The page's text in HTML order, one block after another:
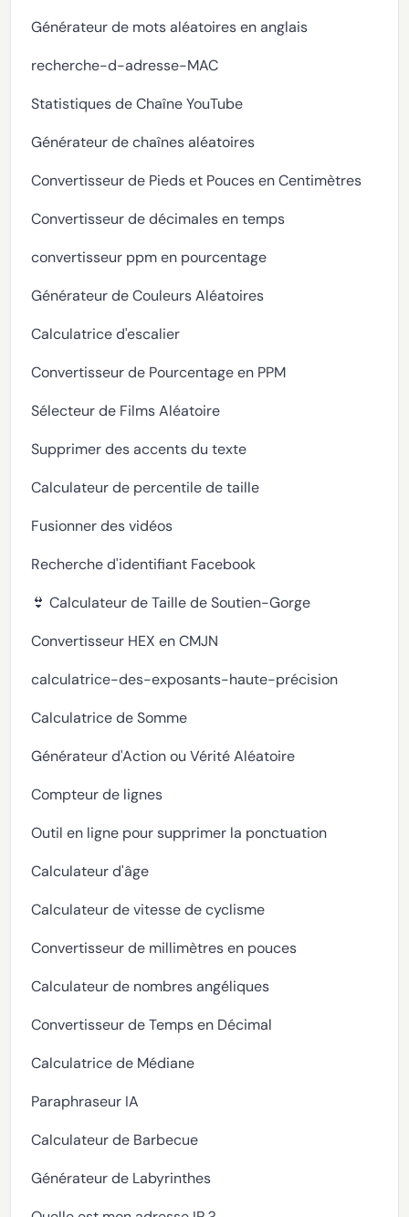
Générateur de mots aléatoires en anglais
recherche-d-adresse-MAC
Statistiques de Chaîne YouTube
Générateur de chaînes aléatoires
Convertisseur de Pieds et Pouces en Centimètres
Convertisseur de décimales en temps
convertisseur ppm en pourcentage
Générateur de Couleurs Aléatoires
Calculatrice d'escalier
Convertisseur de Pourcentage en PPM
Sélecteur de Films Aléatoire
Supprimer des accents du texte
Calculateur de percentile de taille
Fusionner des vidéos
Recherche d'identifiant Facebook
👙 Calculateur de Taille de Soutien-Gorge
Convertisseur HEX en CMJN
calculatrice-des-exposants-haute-précision
Calculatrice de Somme
Générateur d'Action ou Vérité Aléatoire
Compteur de lignes
Outil en ligne pour supprimer la ponctuation
Calculateur d'âge
Calculateur de vitesse de cyclisme
Convertisseur de millimètres en pouces
Calculateur de nombres angéliques
Convertisseur de Temps en Décimal
Calculatrice de Médiane
Paraphraseur IA
Calculateur de Barbecue
Générateur de Labyrinthes